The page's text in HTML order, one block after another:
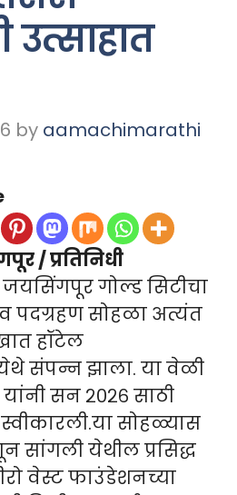
by aamachimarathi
/ प्रतिनिधी
गोल्ड सिटीचा
पदग्रहण सोहळा अत्यंत
हॉटेल
संपन्न झाला. या वेळी
सन २०२६ साठी
स्वीकारली.या सोहळ्यास
सांगली येथील प्रसिद्ध
वेस्ट फाउंडेशनच्या